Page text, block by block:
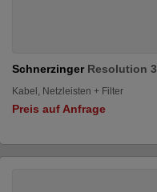
Schnerzinger Resolution 3
Kabel, Netzleisten + Filter
Preis auf Anfrage